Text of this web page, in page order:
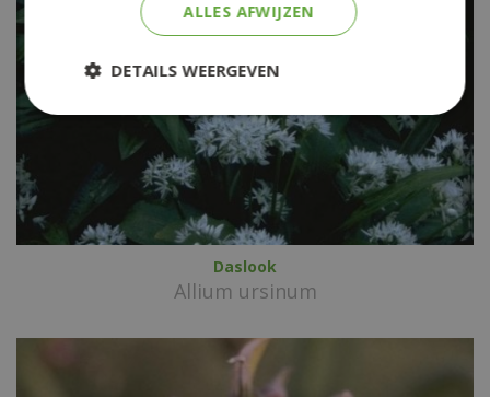
Daslook
Allium ursinum
ALLES AFWIJZEN
DETAILS WEERGEVEN